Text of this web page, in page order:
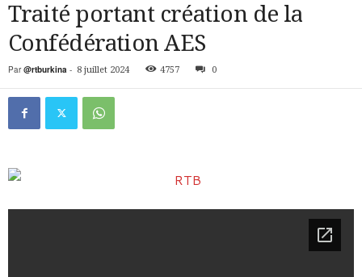
Traité portant création de la
Confédération AES
Par @rtburkina - 8 juillet 2024 4757 0